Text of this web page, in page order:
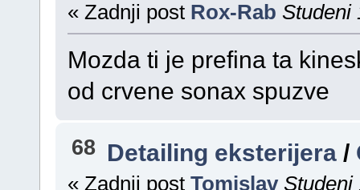
« Zadnji post Rox-Rab Studeni
Mozda ti je prefina ta
od crvene sonax spuzve
68 Detailing eksterijera /
« Zadnji post Tomislav Studeni